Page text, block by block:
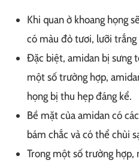
Khi quan ở khoang họng
có màu đỏ tươi, lưỡi
Đặc biệt, amidan bị sưng
một số trường hợp,
họng bị thu hẹp đáng kể.
Bề mặt của amidan có
bám chắc và có thể chùi
Trong một số trường